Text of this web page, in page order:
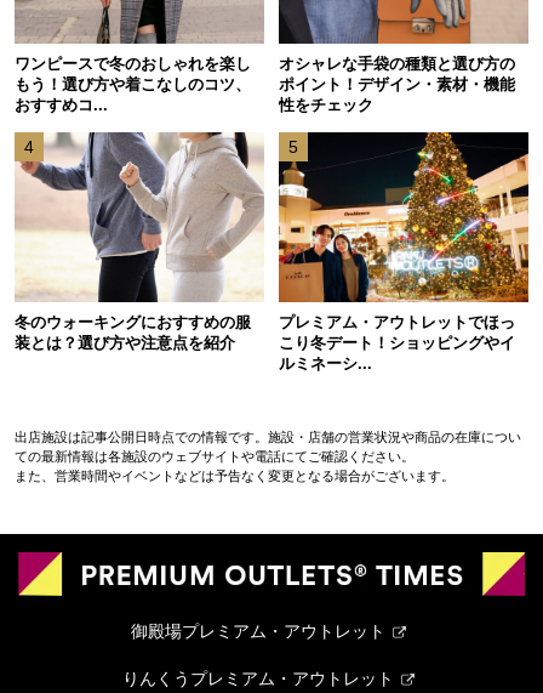
ワンピースで冬のおしゃれを楽し
もう！選び方や着こなしのコツ、
おすすめコ...
オシャレな手袋の種類と選び方の
ポイント！デザイン・素材・機能
性をチェック
4
冬のウォーキングにおすすめの服
装とは？選び方や注意点を紹介
5
プレミアム・アウトレットでほっ
こり冬デート！ショッピングやイ
ルミネーシ...
出店施設は記事公開日時点での情報です。施設・店舗の営業状況や商品の在庫につい
ての最新情報は各施設のウェブサイトや電話にてご確認ください。
また、営業時間やイベントなどは予告なく変更となる場合がございます。
御殿場プレミアム・アウトレット
りんくうプレミアム・アウトレット